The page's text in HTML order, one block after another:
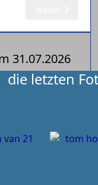
31.07.2026
die letzten